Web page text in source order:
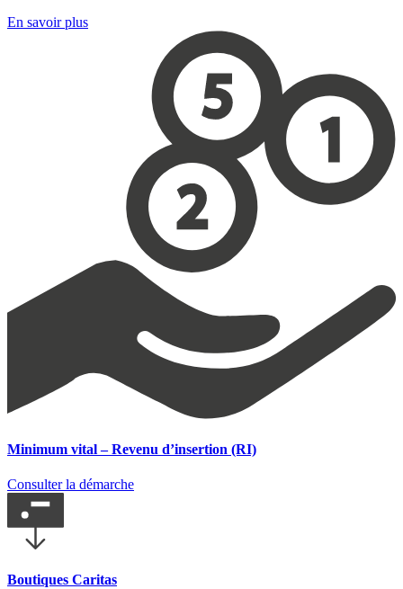
En savoir plus
Minimum vital – Revenu d’insertion (RI)
Consulter la démarche
Boutiques Caritas